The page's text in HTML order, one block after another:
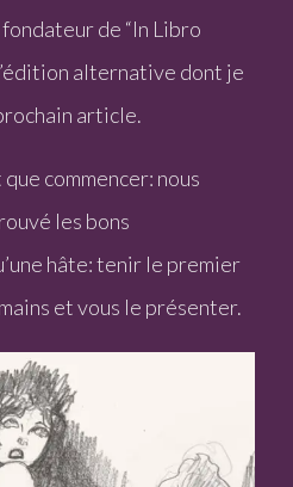
de “In Libro
alternative dont je
article.
commencer: nous
les bons
hâte: tenir le premier
et vous le présenter.